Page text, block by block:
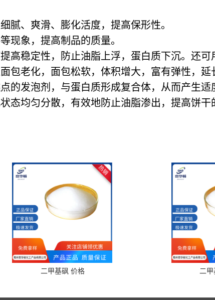
腻、爽滑、膨化活度，提高保形性。
现象，提高制品的质量。
高稳定性，防止油脂上浮，蛋白质下沉。还可
包老化，面包松软，体积增大，富有弹性，延
的发泡剂，与蛋白质形成复合体，从而产生
态均匀分散，有效地防止油脂渗出，提高饼干
二甲基砜 价格 二甲